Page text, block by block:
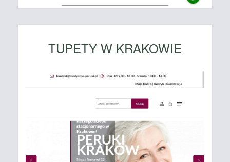
TUPETY W KRAKOWIE